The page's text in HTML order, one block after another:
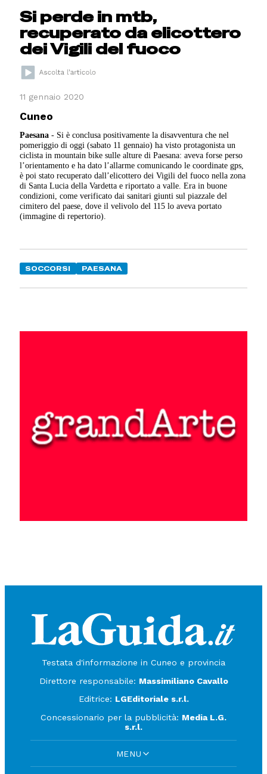
Si perde in mtb,
recuperato da elicottero
dei Vigili del fuoco
11 gennaio 2020
Cuneo
Paesana - Si è conclusa positivamente la disavventura che nel
pomeriggio di oggi (sabato 11 gennaio) ha visto protagonista un
ciclista in mountain bike sulle alture di Paesana: aveva forse perso
l’orientamento e ha dato l’allarme comunicando le coordinate gps,
è poi stato recuperato dall’elicottero dei Vigili del fuoco nella zona
di Santa Lucia della Vardetta e riportato a valle. Era in buone
condizioni, come verificato dai sanitari giunti sul piazzale del
cimitero del paese, dove il velivolo del 115 lo aveva portato
(immagine di repertorio).
SOCCORSI PAESANA
Testata d'informazione in Cuneo e provincia
Direttore responsabile: Massimiliano Cavallo
Editrice: LGEditoriale s.r.l.
Concessionario per la pubblicità: Media L.G.
s.r.l.
MENU